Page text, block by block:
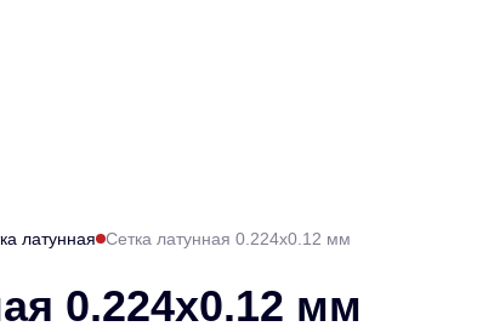
латунная Сетка латунная 0.224х0.12 мм
0.224х0.12 мм